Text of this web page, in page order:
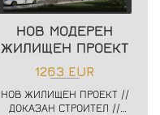
НОВ МОДЕРЕН
ЖИЛИЩЕН ПРОЕКТ
1263 EUR
НОВ ЖИЛИЩЕН ПРОЕКТ //
ДОКАЗАН СТРОИТЕЛ //